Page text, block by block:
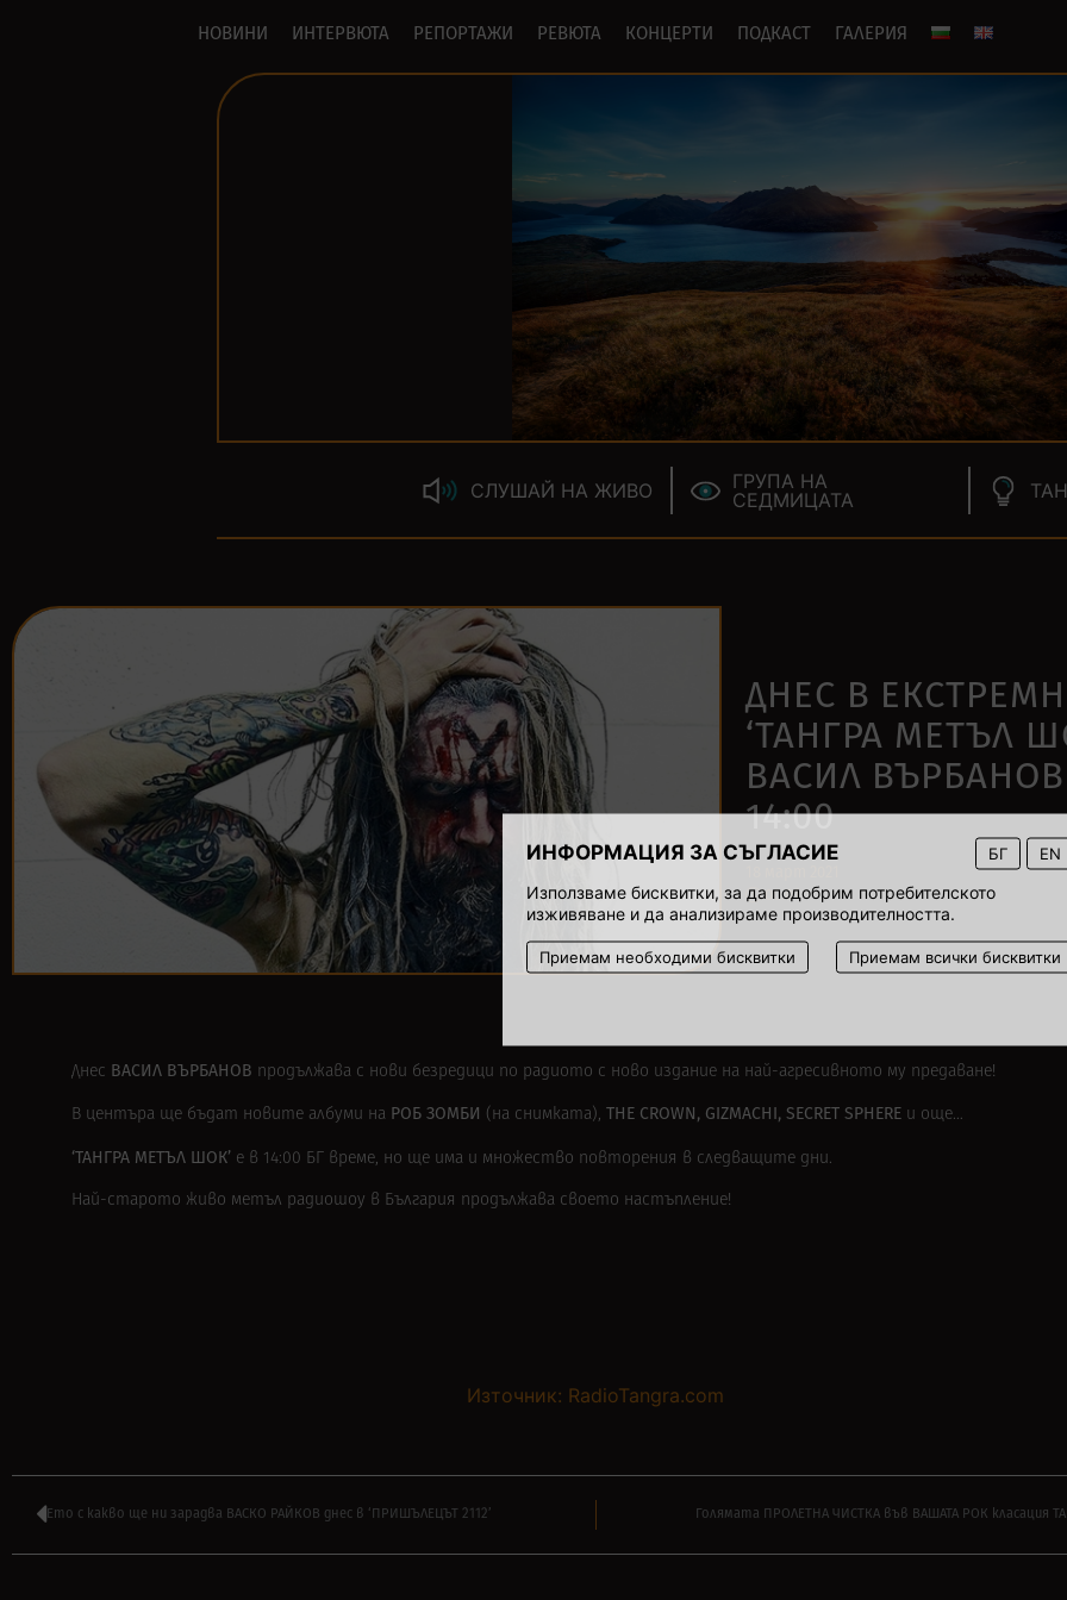
ИНФОРМАЦИЯ ЗА СЪГЛАСИЕ БГ EN
Използваме бисквитки, за да подобрим потребителското
изживяване и да анализираме производителността.
Приемам необходими бисквитки Приемам всички бисквитки
НОВИНИ ИНТЕРВЮТА РЕПОРТАЖИ РЕВЮТА КОНЦЕРТИ ПОДКАСТ ГАЛЕРИЯ
СЛУШАЙ НА ЖИВО
ГРУПА НА
СЕДМИЦАТА
ДНЕС В
‘ТАНГРА МЕТЪЛ
ВАСИЛ
14:00
00:01
Днес ВАСИЛ ВЪРБАНОВ продължава с нови безредици по радиото с ново издание на най-агресивното му предаване!
В центъра ще бъдат новите албуми на РОБ ЗОМБИ (на снимката), THE CROWN, GIZMACHI, SECRET SPHERE и още…
‘ТАНГРА МЕТЪЛ ШОК’ е в 14:00 БГ време, но ще има и множество повторения в следващите дни.
Най-старото живо метъл радиошоу в България продължава своето настъпление!
Източник: RadioTangra.com
Ето с какво ще ни зарадва ВАСКО РАЙКОВ днес в ‘ПРИШЪЛЕЦЪТ 2112’ Голямата ПРОЛЕТНА ЧИСТКА във ВАШАТА РОК класация